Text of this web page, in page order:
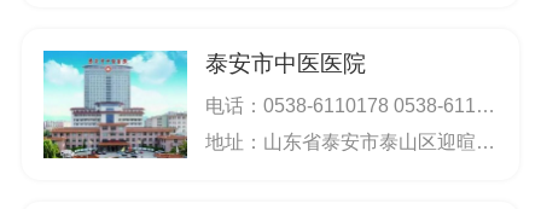
泰安市中医医院
电话： 0538-6110178 0538-6110177
地址：山东省泰安市泰山区迎暄大街216号